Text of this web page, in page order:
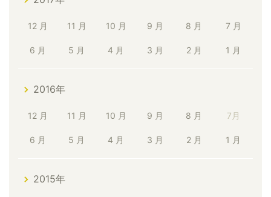
12 月 11 月 10 月 9 月 8 月 7 月
6 月 5 月 4 月 3 月 2 月 1 月
2016年
12 月 11 月 10 月 9 月 8 月 7月
6 月 5 月 4 月 3 月 2 月 1 月
2015年